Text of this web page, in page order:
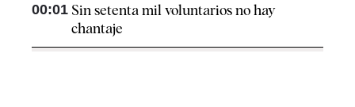
00:01 Sin setenta mil voluntarios no hay
chantaje